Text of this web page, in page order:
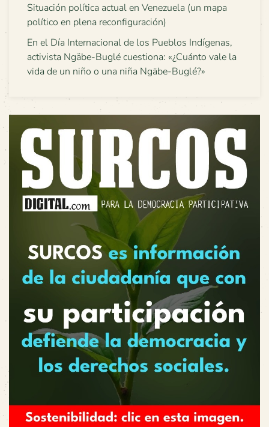
Situación política actual en Venezuela (un mapa
político en plena reconfiguración)
En el Día Internacional de los Pueblos Indígenas,
activista Ngäbe-Buglé cuestiona: «¿Cuánto vale la
vida de un niño o una niña Ngäbe-Buglé?»